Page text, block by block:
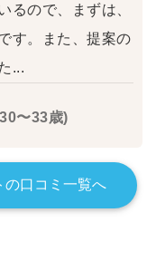
るので、まずは、
す。また、提案の
...
〜33歳)
の口コミ一覧へ